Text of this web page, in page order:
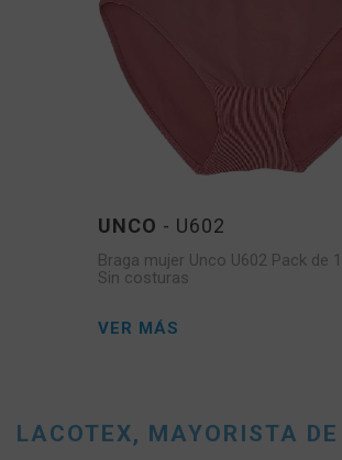
UNCO - U602
Braga mujer Unco U602 Pack de
Sin costuras
VER MÁS
LACOTEX, MAYORISTA